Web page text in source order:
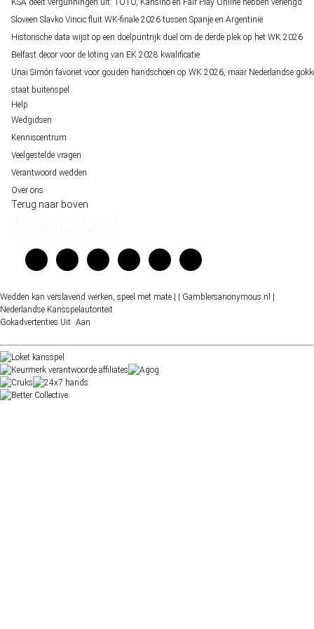
Sloveen Slavko Vincic fluit WK-finale 2026 tussen Spanje en Argentinië
Historische data wijst op een doelpuntrijk duel om de derde plek op het WK 2026
Belfast decor voor de loting van EK 2028 kwalificatie
Unai Simón favoriet voor gouden handschoen op WK 2026, maar Nederlandse
staat buitenspel
Help
Wedgidsen
Kenniscentrum
Veelgestelde vragen
Verantwoord wedden
Over ons
Terug naar boven
Wedden kan verslavend werken, speel met mate | | Gamblersanonymous.nl |
Nederlandse Kansspelautoriteit
Gokadvertenties Uit Aan